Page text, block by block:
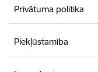
Privātuma politika
Piekļūstamība